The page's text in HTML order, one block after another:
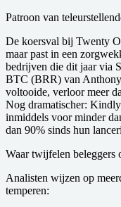
Patroon van
De koersval bij Twenty
maar past in een
bedrijven die dit jaar via
BTC (BRR) van
voltooide, verloor meer
Nog dramatischer:
inmiddels voor minder
dan 90% sinds hun
Waar twijfelen beleggers
Analisten wijzen op
temperen: